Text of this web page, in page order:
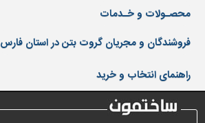
نرده
و
حفاظ
کفپوش
و
سنگ
محصـولات و خـدمات
فروشندگان و مجریان گروت بتن در استان فارس
راهنمای انتخاب و خرید